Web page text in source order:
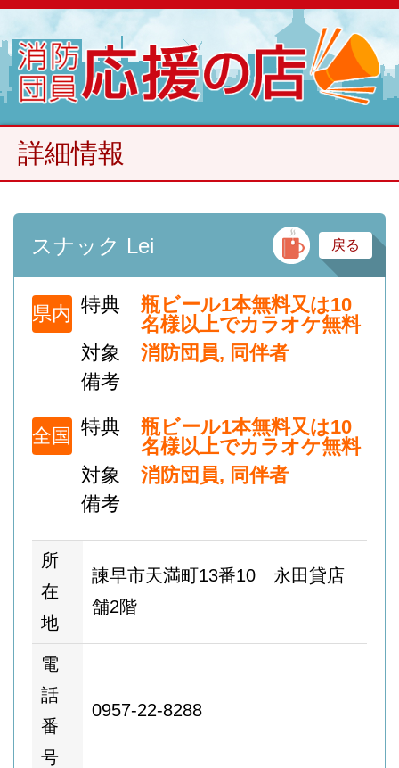
詳細情報
スナック Lei バ
戻る
県内 特典
瓶ビール1本無料又は10
名様以上でカラオケ無料
対象
消防団員, 同伴者
備考
全国 特典
瓶ビール1本無料又は10
名様以上でカラオケ無料
対象
消防団員, 同伴者
備考
所
在
地
諫早市天満町13番10 永田貸店
舗2階
電
話
番
号
0957-22-8288